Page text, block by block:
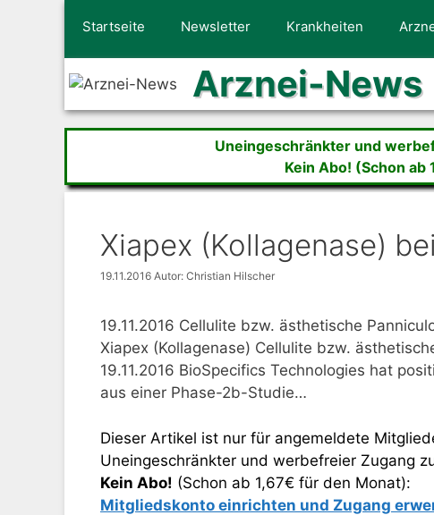
Startseite Newsletter Krankheiten
Arznei-News
Uneingeschränkter und
Kein Abo! (Schon
Xiapex (Kollagenase)
19.11.2016 Autor: Christian Hilscher
19.11.2016 Cellulite bzw. ästhetische
Xiapex (Kollagenase) Cellulite bzw.
19.11.2016 BioSpecifics Technologies hat
aus einer Phase-2b-Studie…
Dieser Artikel ist nur für angemeldete
Uneingeschränkter und werbefreier Zugang
Kein Abo! (Schon ab 1,67€ für den Monat):
Mitgliedskonto einrichten und Zugang